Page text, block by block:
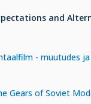
and
- muutudes
Gears of Soviet